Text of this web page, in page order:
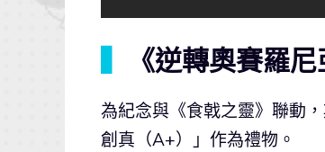
《逆轉奧賽羅
為紀念與《食戟之靈》聯動
創真（A+）」作為禮物。